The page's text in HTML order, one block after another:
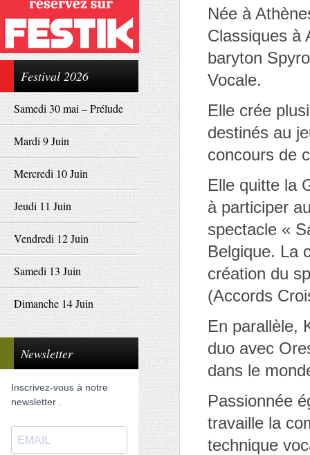
Festival 2026
Samedi 30 mai – Prélude
Mardi 9 Juin
Mercredi 10 Juin
Jeudi 11 Juin
Vendredi 12 Juin
Samedi 13 Juin
Dimanche 14 Juin
Newsletter
Inscrivez-vous à notre
newsletter .
Née à
Classiques à
baryton
Vocale.
Elle crée
destinés au
concours de
Elle quitte la
à participer
spectacle «
Belgique. La
création du
(Accords
En parallèle,
duo avec
dans le
Passionnée
travaille la
technique